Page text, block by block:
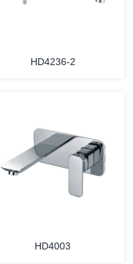
HD4236-2
HD4003